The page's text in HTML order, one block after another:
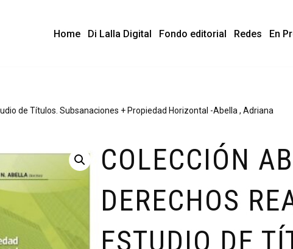
Home Di Lalla Digital Fondo editorial Redes En
de Títulos. Subsanaciones + Propiedad Horizontal -Abella , Adriana
COLECCIÓN
DERECHOS
ESTUDIO DE